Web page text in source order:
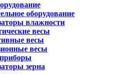
оборудование
влажности
весы
весы
весы
зерна